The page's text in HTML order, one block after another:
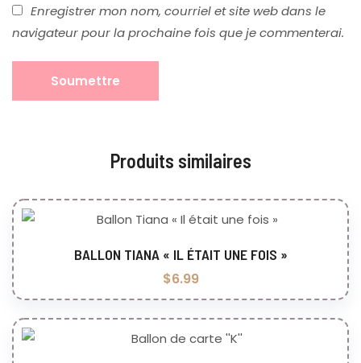
Enregistrer mon nom, courriel et site web dans le
navigateur pour la prochaine fois que je commenterai.
Produits similaires
Ajouter au panier
BALLON TIANA « IL ÉTAIT UNE FOIS »
$6.99